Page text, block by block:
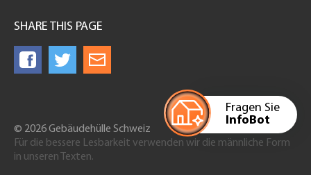
Fragen Sie
InfoBot
SHARE THIS PAGE
© 2026 Gebäudehülle Schweiz
Für die bessere Lesbarkeit verwenden wir die männliche Form
in unseren Texten.